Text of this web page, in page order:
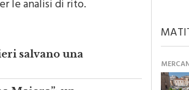
le analisi di rito.
salvano una